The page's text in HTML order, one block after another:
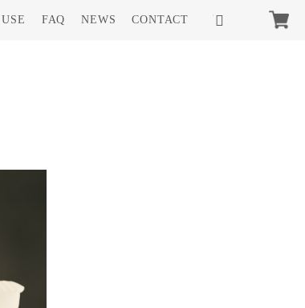
FAQ NEWS CONTACT